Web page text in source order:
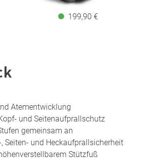
199,90 €
Atementwicklung
und Seitenaufprallschutz
gemeinsam an
Seiten- und Heckaufprallsicherheit
Stützfuß